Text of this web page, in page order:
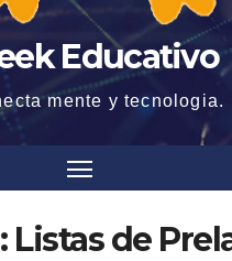
Educativo
mente y tecnologia.
Listas de